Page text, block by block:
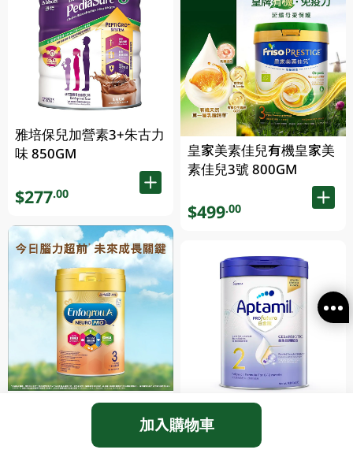
加入購物車
雅培保兒加營素3+朱古力
味 850GM
$277.00
美贊臣enfa A+智睿系列3
皇家美素佳兒有機皇家美
素佳兒3號 800GM
$499.00
Aptamil Pro白金版s2
900GM